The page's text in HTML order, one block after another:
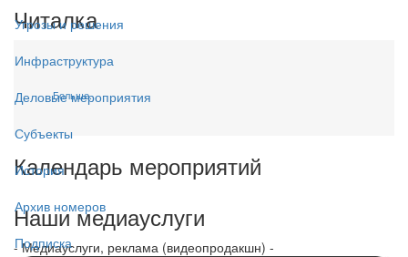
Угрозы и решения
Инфраструктура
Деловые мероприятия
Субъекты
История
Архив номеров
Подписка
Читалка
Больше...
Календарь мероприятий
Наши медиауслуги
- Медиауслуги, реклама (видеопродакшн) -